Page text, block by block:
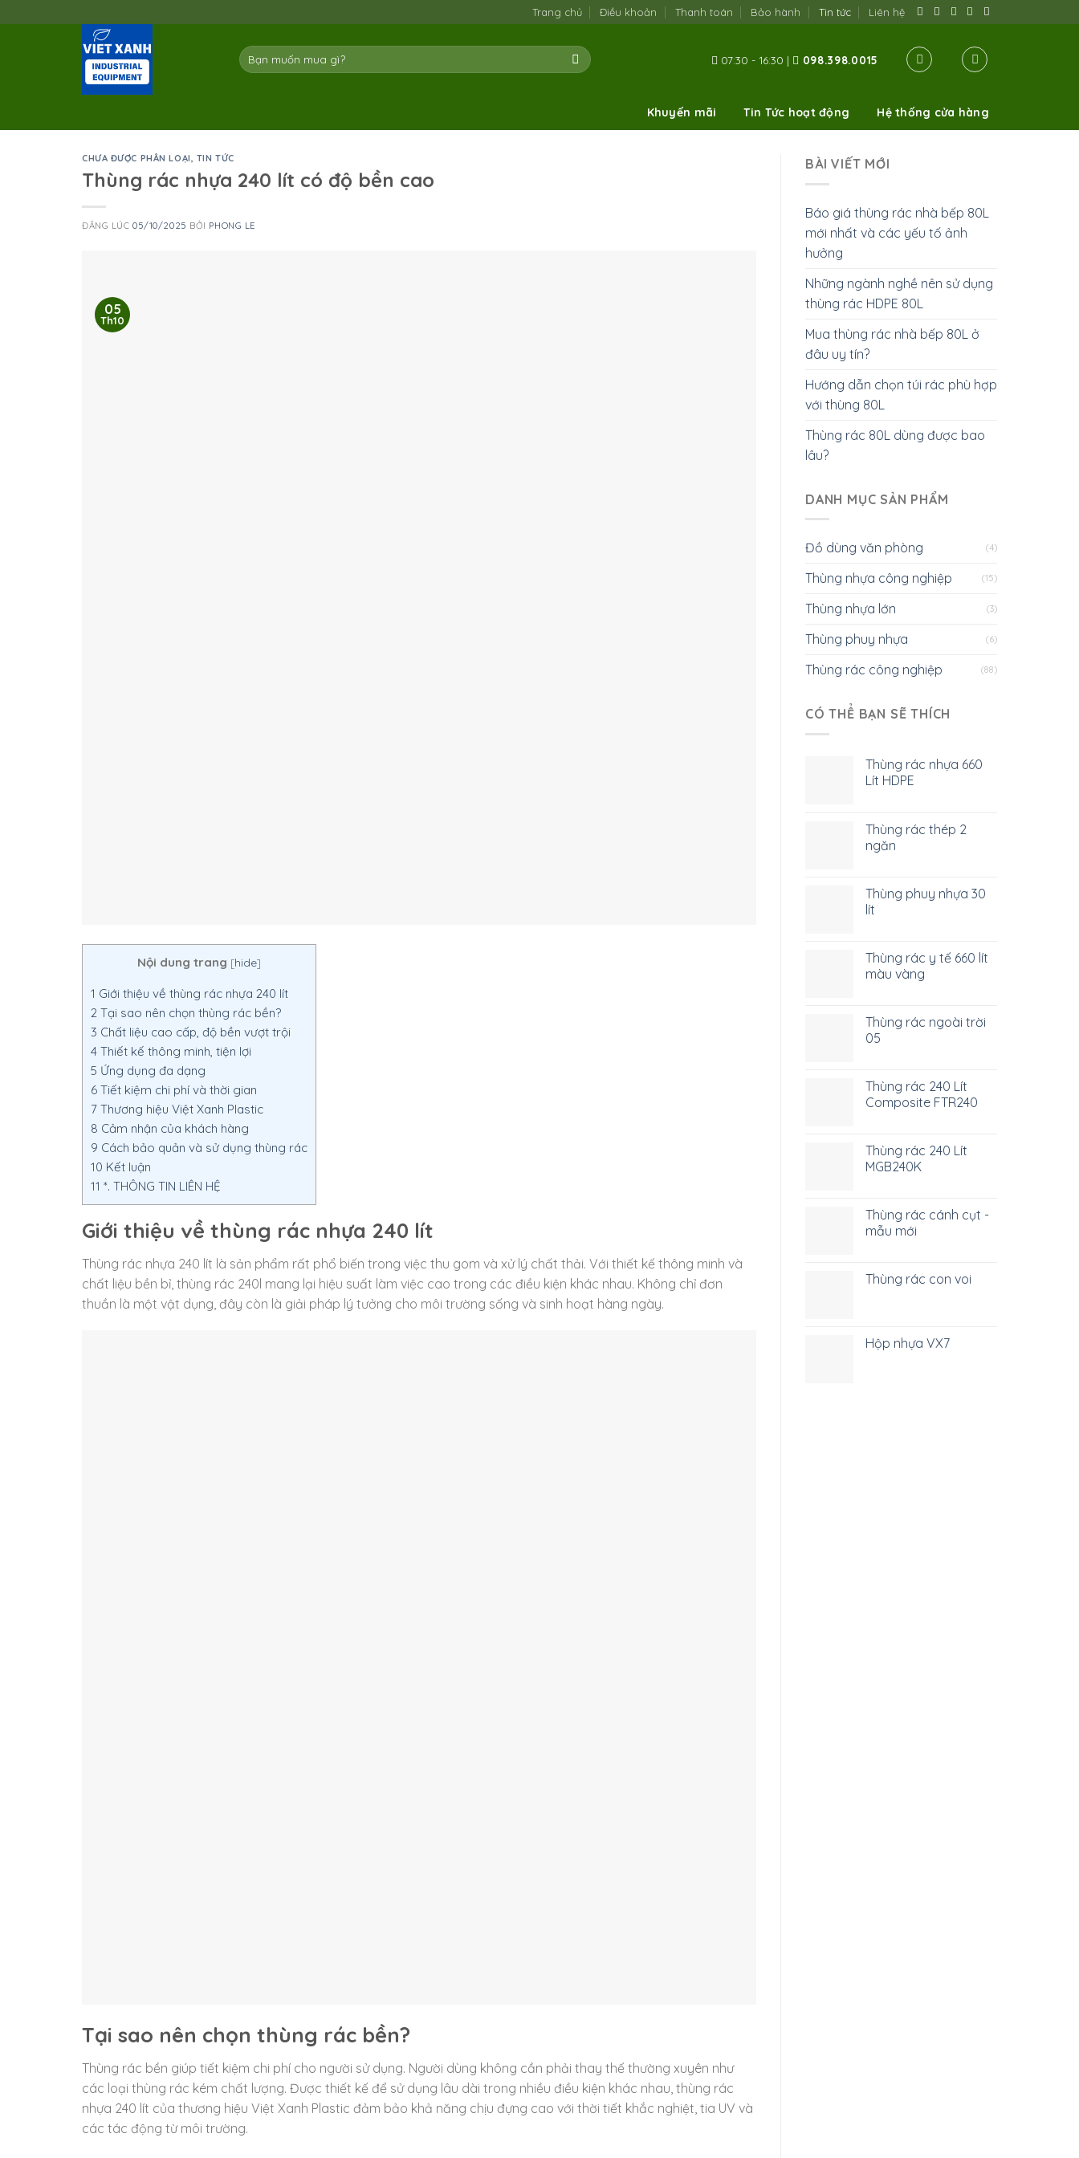
to
Trang chủ Điều khoản Thanh toán Bảo hành Tin tức Liên hệ
Tìm
kiếm:
07:30 - 16:30 | 098.398.0015
Khuyến mãi Tin Tức hoạt động Hệ thống cửa hàng
CHƯA ĐƯỢC PHÂN LOẠI, TIN TỨC
Thùng rác nhựa 240 lít có độ bền cao
ĐĂNG LÚC05/10/2025 BỞI PHONG LE
05
Th10
Nội dung trang [hide]
1 Giới thiệu về thùng rác nhựa 240 lít
2 Tại sao nên chọn thùng rác bền?
3 Chất liệu cao cấp, độ bền vượt trội
4 Thiết kế thông minh, tiện lợi
5 Ứng dụng đa dạng
6 Tiết kiệm chi phí và thời gian
7 Thương hiệu Việt Xanh Plastic
8 Cảm nhận của khách hàng
9 Cách bảo quản và sử dụng thùng rác
10 Kết luận
11 *. THÔNG TIN LIÊN HỆ
Giới thiệu về thùng rác nhựa 240 lít
Thùng rác nhựa 240 lít là sản phẩm rất phổ biến trong việc thu gom và xử lý chất thải. Với thiết kế thông minh và
chất liệu bền bỉ, thùng rác 240l mang lại hiệu suất làm việc cao trong các điều kiện khác nhau. Không chỉ đơn
thuần là một vật dụng, đây còn là giải pháp lý tưởng cho môi trường sống và sinh hoạt hàng ngày.
Tại sao nên chọn thùng rác bền?
Thùng rác bền giúp tiết kiệm chi phí cho người sử dụng. Người dùng không cần phải thay thế thường xuyên như
các loại thùng rác kém chất lượng. Được thiết kế để sử dụng lâu dài trong nhiều điều kiện khác nhau, thùng rác
nhựa 240 lít của thương hiệu Việt Xanh Plastic đảm bảo khả năng chịu đựng cao với thời tiết khắc nghiệt, tia UV và
các tác động từ môi trường.
BÀI VIẾT MỚI
Báo giá thùng rác nhà bếp 80L
mới nhất và các yếu tố ảnh
hưởng
Những ngành nghề nên sử dụng
thùng rác HDPE 80L
Mua thùng rác nhà bếp 80L ở
đâu uy tín?
Hướng dẫn chọn túi rác phù hợp
với thùng 80L
Thùng rác 80L dùng được bao
lâu?
DANH MỤC SẢN PHẨM
Đồ dùng văn phòng (4)
Thùng nhựa công nghiệp (15)
Thùng nhựa lớn (3)
Thùng phuy nhựa (6)
Thùng rác công nghiệp (88)
CÓ THỂ BẠN SẼ THÍCH
Thùng rác nhựa 660
Lít HDPE
Thùng rác thép 2
ngăn
Thùng phuy nhựa 30
lít
Thùng rác y tế 660 lít
màu vàng
Thùng rác ngoài trời
05
Thùng rác 240 Lít
Composite FTR240
Thùng rác 240 Lít
MGB240K
Thùng rác cánh cụt -
mẫu mới
Thùng rác con voi
Hộp nhựa VX7